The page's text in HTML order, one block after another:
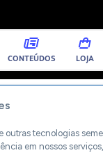
CONTEÚDOS LOJA
outras tecnologias
em nossos